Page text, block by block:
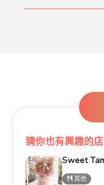
猜你也有興趣的店
其他